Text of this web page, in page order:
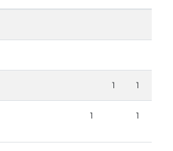
1 1
1 1